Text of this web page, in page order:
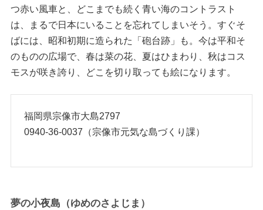
つ赤い風車と、どこまでも続く青い海のコントラスト
は、まるで日本にいることを忘れてしまいそう。すぐそ
ばには、昭和初期に造られた「砲台跡」も。今は平和そ
のものの広場で、春は菜の花、夏はひまわり、秋はコス
モスが咲き誇り、どこを切り取っても絵になります。
福岡県宗像市大島2797
0940-36-0037（宗像市元気な島づくり課）
夢の小夜島（ゆめのさよじま）